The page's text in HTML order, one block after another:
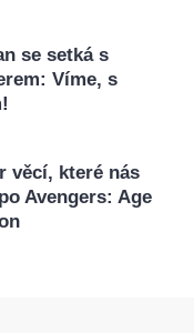
se setká s
Víme, s
věcí, které nás
Avengers: Age